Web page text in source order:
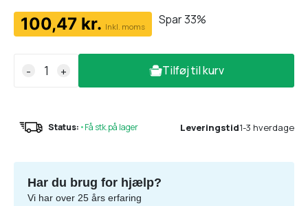
100,47 kr. Inkl. moms Spar 33%
- + Tilføj til kurv
Status: •Få stk.på lager Leveringstid1-3 hverdage
Har du brug for hjælp?
Vi har over 25 års erfaring